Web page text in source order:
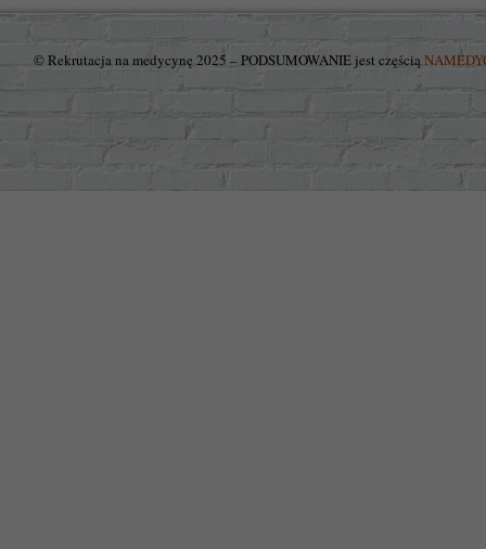
© Rekrutacja na medycynę 2025 – PODSUMOWANIE jest częścią